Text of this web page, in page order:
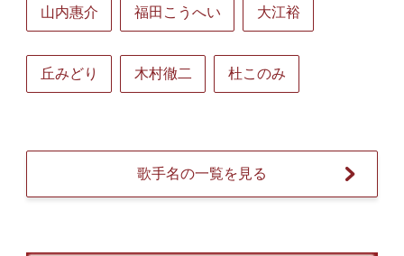
山内惠介 福田こうへい 大江裕
丘みどり 木村徹二 杜このみ
歌手名の一覧を見る